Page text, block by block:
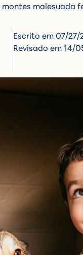
malesuada
Escrito em 07/27/
Revisado em 14/